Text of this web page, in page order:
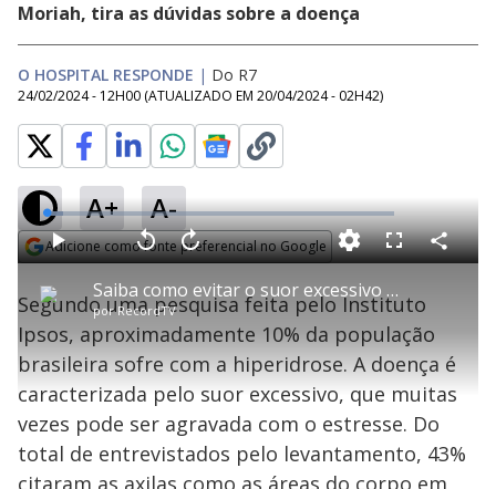
Moriah, tira as dúvidas sobre a doença
O HOSPITAL RESPONDE | Do R7
24/02/2024 - 12H00 (ATUALIZADO EM 20/04/2024 - 02H42)
A+ A-
Adicione como fonte preferencial no Google
P
l
a
Saiba como evitar o suor excessivo no verão | O Hospital Responde
porRecordTV
P V
t
a
r
0
e
g
s
A
n
ç
a
1
s
e
u
n
o
s
L
o
a
d
e
4
.
6
5
%
F
l
s
c
e
n
C
o
Segundo uma pesquisa feita pelo Instituto
Ipsos, aproximadamente 10% da população
brasileira sofre com a hiperidrose. A doença é
caracterizada pelo suor excessivo, que muitas
vezes pode ser agravada com o estresse. Do
total de entrevistados pelo levantamento, 43%
citaram as axilas como as áreas do corpo em